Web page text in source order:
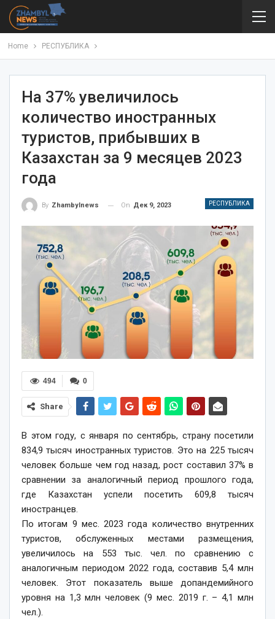
Home РЕСПУБЛИКА
На 37% увеличилось
количество иностранных
туристов, прибывших в
Казахстан за 9 месяцев 2023
года
РЕСПУБЛИКА
By Zhambylnews On Дек 9, 2023
0
494
Share
В этом году, с января по сентябрь, страну посетили
834,9 тысяч иностранных туристов. Это на 225 тысяч
человек больше чем год назад, рост составил 37% в
сравнении за аналогичный период прошлого года,
где Казахстан успели посетить 609,8 тысяч
иностранцев.
По итогам 9 мес. 2023 года количество внутренних
туристов, обслуженных местами размещения,
увеличилось на 553 тыс. чел. по сравнению с
аналогичным периодом 2022 года, составив 5,4 млн
человек. Этот показатель выше допандемийного
уровня на 1,3 млн человек (9 мес. 2019 г. – 4,1 млн
чел.).